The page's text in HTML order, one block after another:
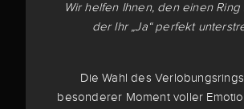
Wir helfen Ihnen, den einen Ring
der Ihr „Ja“ perfekt
Die Wahl des
besonderer Moment voller